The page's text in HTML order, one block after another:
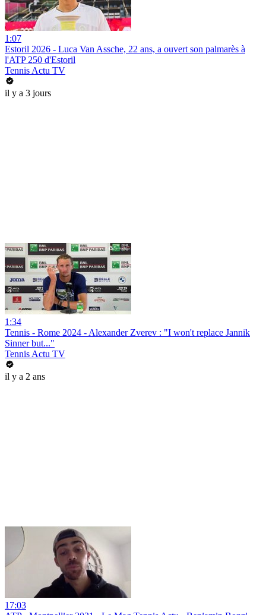
1:07
Estoril 2026 - Luca Van Assche, 22 ans, a ouvert son palmarès à
l'ATP 250 d'Estoril
Tennis Actu TV
il y a 3 jours
1:34
Tennis - Rome 2024 - Alexander Zverev : "I won't replace Jannik
Sinner but..."
Tennis Actu TV
il y a 2 ans
17:03